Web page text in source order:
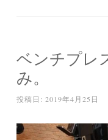
ベンチプレ
み。
投稿日: 2019年4月25日